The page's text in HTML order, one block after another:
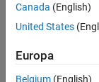
Canada (English)
United States
Europa
Belgium (English)